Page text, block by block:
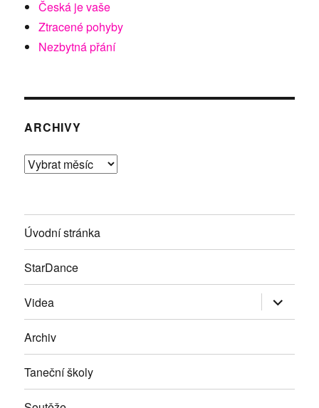
Česká je vaše
Ztracené pohyby
Nezbytná přání
ARCHIVY
Archivy
Úvodní stránka
StarDance
Videa Zobrazit
položky
Archiv
Taneční školy